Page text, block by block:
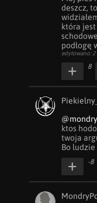
deszcz,
która
podłogę
edytowano: 2
8
ktos
twoja
Bo
-8